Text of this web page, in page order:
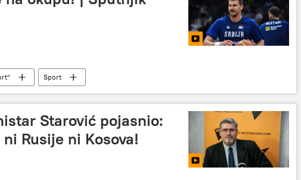
Sport
Starović pojasnio:
Rusije ni Kosova!